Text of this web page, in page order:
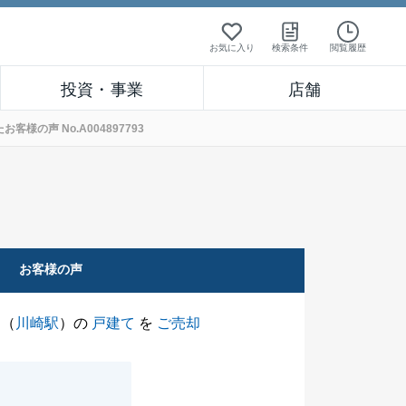
お気に入り 検索条件 閲覧履歴
投資・事業 店舗
お客様の声 No.A004897793
お客様の声
川崎駅）の 戸建て を ご売却